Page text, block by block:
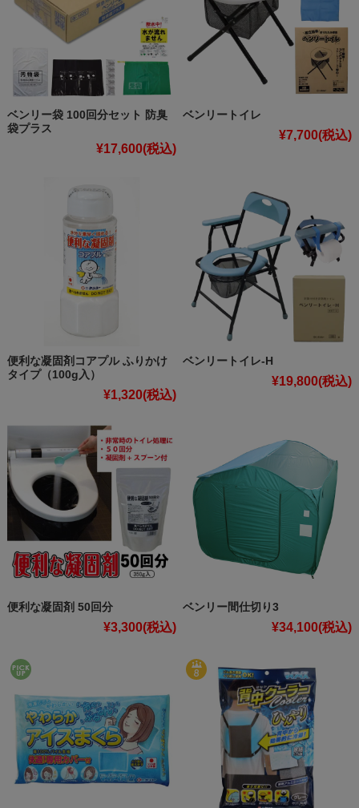
ベンリー袋 100回分セット 防臭
袋プラス
¥17,600(税込)
ベンリートイレ
¥7,700(税込)
便利な凝固剤コアプル ふりかけ
タイプ（100g入）
¥1,320(税込)
ベンリートイレ-H
¥19,800(税込)
便利な凝固剤 50回分
¥3,300(税込)
ベンリー間仕切り3
¥34,100(税込)